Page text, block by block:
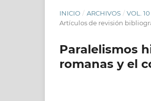
INICIO / ARCHIVOS / VOL.
Artículos de revisión
Paralelismos
romanas y el